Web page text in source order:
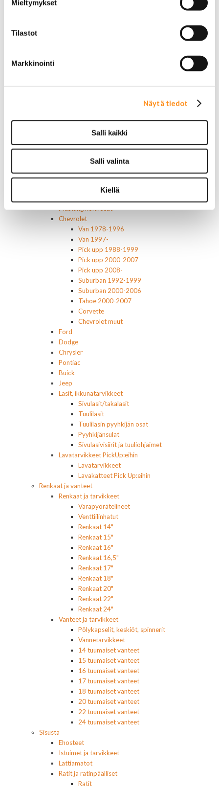
Mieltymykset
Tilastot
Markkinointi
Näytä tiedot
Salli kaikki
Salli valinta
Kiellä
Vaihteistoöljyt
Maalit
Kirjallisuus
Korjausoppaat
Muu autokirjallisuus
Mustang korinosat
Chevrolet
Van 1978-1996
Van 1997-
Pick upp 1988-1999
Pick upp 2000-2007
Pick upp 2008-
Suburban 1992-1999
Suburban 2000-2006
Tahoe 2000-2007
Corvette
Chevrolet muut
Ford
Dodge
Chrysler
Pontiac
Buick
Jeep
Lasit, ikkunatarvikkeet
Sivulasit/takalasit
Tuulilasit
Tuulilasin pyyhkijän osat
Pyyhkijänsulat
Sivulasivisiirit ja tuuliohjaimet
Lavatarvikkeet PickUp:eihin
Lavatarvikkeet
Lavakatteet Pick Up:eihin
Renkaat ja vanteet
Renkaat ja tarvikkeet
Varapyörätelineet
Venttiilinhatut
Renkaat 14"
Renkaat 15"
Renkaat 16"
Renkaat 16,5"
Renkaat 17"
Renkaat 18"
Renkaat 20"
Renkaat 22"
Renkaat 24"
Vanteet ja tarvikkeet
Pölykapselit, keskiöt, spinnerit
Vannetarvikkeet
14 tuumaiset vanteet
15 tuumaiset vanteet
16 tuumaiset vanteet
17 tuumaiset vanteet
18 tuumaiset vanteet
20 tuumaiset vanteet
22 tuumaiset vanteet
24 tuumaiset vanteet
Sisusta
Ehosteet
Istuimet ja tarvikkeet
Lattiamatot
Ratit ja ratinpäälliset
Ratit